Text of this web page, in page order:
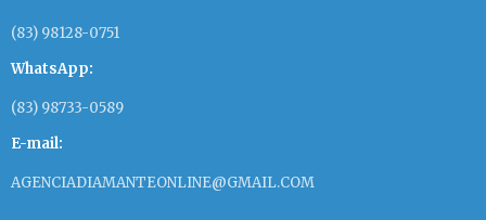
(83) 98128-0751
WhatsApp:
(83) 98733-0589
E-mail:
AGENCIADIAMANTEONLINE@GMAIL.COM